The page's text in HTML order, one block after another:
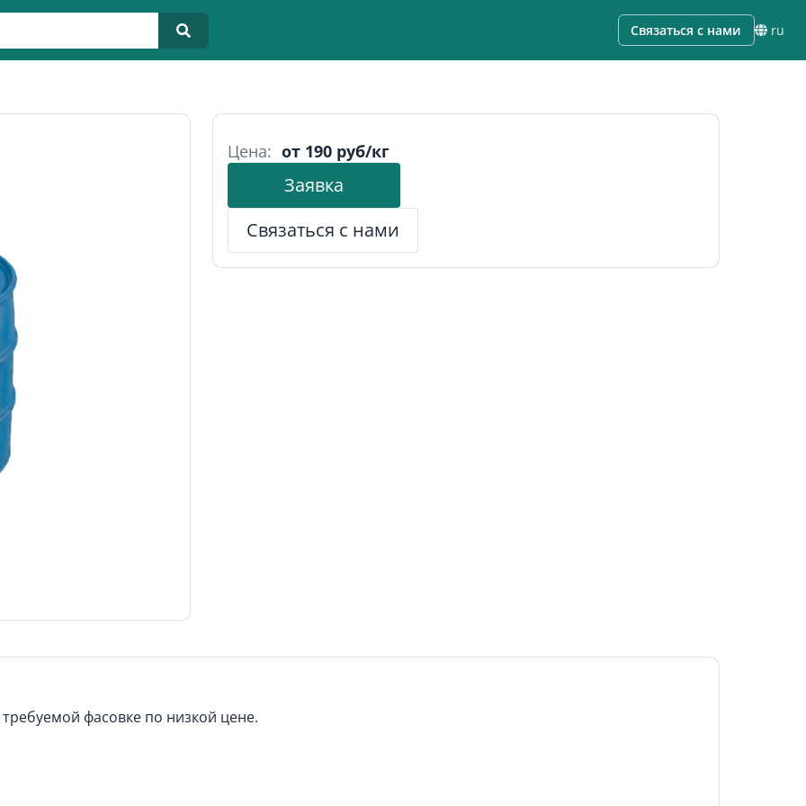
Связаться с нами ru
Цена: от 190 руб/кг
Заявка
Связаться с нами
фасовке по низкой цене.